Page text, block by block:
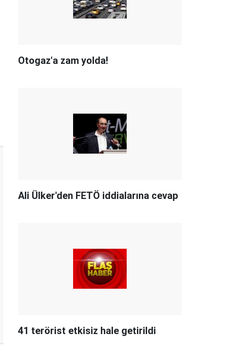
Otogaz'a zam yolda!
Ali Ülker'den FETÖ iddialarına cevap
41 terörist etkisiz hale getirildi